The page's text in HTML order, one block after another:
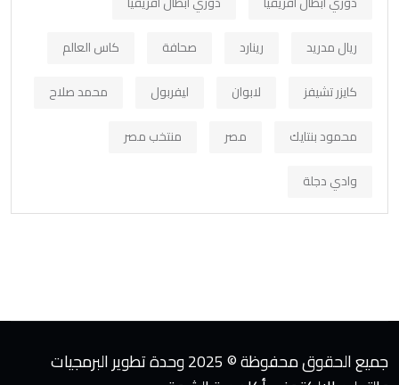
ريال مدريد
رينارد صحافة
كاس العالم
كايزر تشيفز
لابوان ليفربول
محمد صلاح
محمود بنتايك
مصر
منتخب مصر
وادي دجلة
جميع الحقوق محفوظة © 2025 وحدة تطوير البرمجيات